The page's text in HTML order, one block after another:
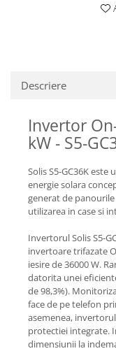
Descriere
Invertor
kW - S5-
Solis S5-GC36K
energie solara
generat de
utilizarea in case si
Invertorul Solis S5-
invertoare trifazate
iesire de 36000 W.
datorita unei
de 98,3%).
face de pe telefon
asemenea,
protectiei integrate.
dimensiunii la